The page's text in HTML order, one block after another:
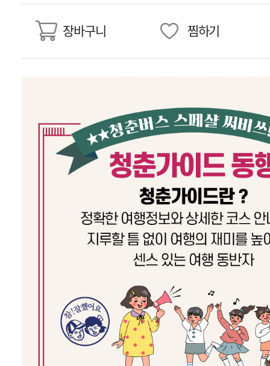
장바구니 찜하기